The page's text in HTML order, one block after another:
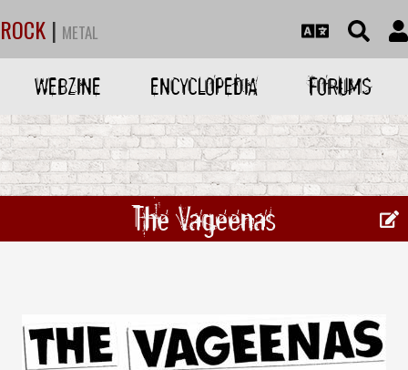
ROCK | METAL
WEBZINE ENCYCLOPEDIA FORUMS
The Vageenas